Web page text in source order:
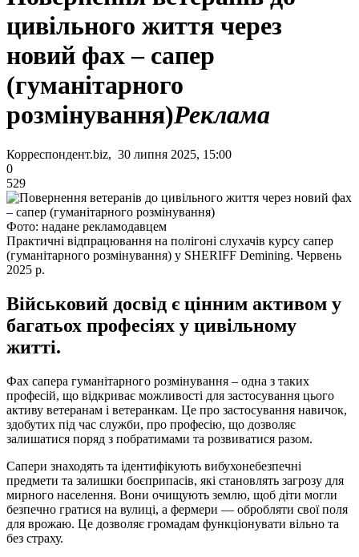
цивільного життя через
новий фах – сапер
(гуманітарного
розмінування)Реклама
Корреспондент.biz, 30 липня 2025, 15:00
0
529
Фото: надане рекламодавцем
Практичні відпрацювання на полігоні слухачів курсу сапер
(гуманітарного розмінування) у SHERIFF Demining. Червень
2025 р.
Військовий досвід є цінним активом у
багатьох професіях у цивільному
житті.
Фах сапера гуманітарного розмінування – одна з таких
професій, що відкриває можливості для застосування цього
активу ветеранам і ветеранкам. Це про застосування навичок,
здобутих під час служби, про професію, що дозволяє
залишатися поряд з побратимами та розвиватися разом.
Сапери знаходять та ідентифікують вибухонебезпечні
предмети та залишки боєприпасів, які становлять загрозу для
мирного населення. Вони очищують землю, щоб діти могли
безпечно гратися на вулиці, а фермери — обробляти свої поля
для врожаю. Це дозволяє громадам функціонувати вільно та
без страху.